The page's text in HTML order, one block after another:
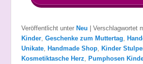
Veröffentlicht unter Neu Verschlagwortet
Kinder, Geschenke zum Muttertag
Unikate, Handmade Shop, Kinder
Kosmetiktasche Herz
Pumphosen